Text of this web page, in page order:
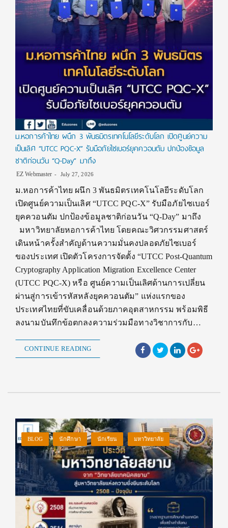
ม.หอการค้าไทย ผนึก 3 พันธมิตรเทคโนโลยีระดับโลก เปิดศูนย์ความ
เป็นเลิศ “UTCC PQC-X” รับมือภัยไซเบอร์ยุคควอนตัม ปกป้องข้อมูล
ชาติก่อนวัน “Q-Day” มาถึง
EZ Webmaster July 27, 2026
ม.หอการค้าไทย ผนึก 3 พันธมิตรเทคโนโลยีระดับโลก
เปิดศูนย์ความเป็นเลิศ “UTCC PQC-X” รับมือภัยไซเบอร์
ยุคควอนตัม ปกป้องข้อมูลชาติก่อนวัน “Q-Day” มาถึง
มหาวิทยาลัยหอการค้าไทย โดยคณะวิศวกรรมศาสตร์
เดินหน้าครั้งสำคัญด้านความมั่นคงปลอดภัยไซเบอร์
ของประเทศ เปิดตัวโครงการจัดตั้ง “UTCC Post-Quantum
Cryptography Application Migration Excellence Center
(UTCC PQC-X) หรือ ศูนย์ความเป็นเลิศด้านการเปลี่ยน
ผ่านสู่การเข้ารหัสหลังยุคควอนตัม” แห่งแรกของ
ประเทศไทยที่ขับเคลื่อนด้วยภาคอุตสาหกรรม พร้อมพิธี
ลงนามบันทึกข้อตกลงความร่วมมือทางวิชาการกับ…
CONTINUE READING
BLOG นักศึกษา นักเรียน มหาวิทยาลัย